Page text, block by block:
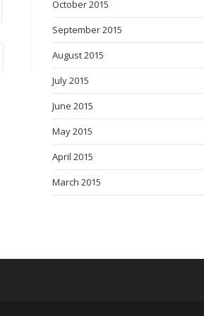
to the next page
October 2015
September 2015
August 2015
July 2015
June 2015
May 2015
April 2015
March 2015